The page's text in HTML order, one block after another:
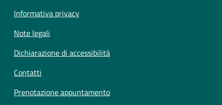
Informativa privacy
Note legali
Dichiarazione di accessibilità
Contatti
Prenotazione appuntamento